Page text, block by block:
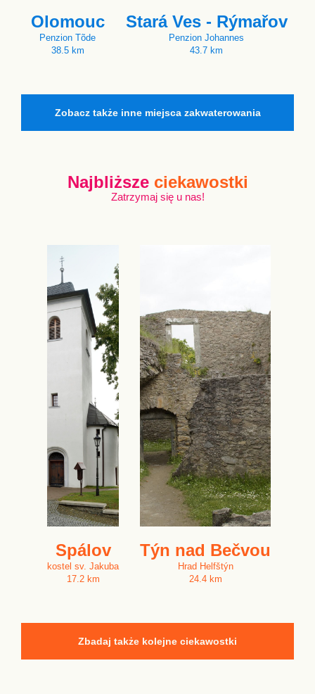
Olomouc
Penzion Tõde
38.5 km
Stará Ves - Rýmařov
Penzion Johannes
43.7 km
Zobacz także inne miejsca zakwaterowania
Najbliższe ciekawostki
Zatrzymaj się u nas!
Spálov
kostel sv. Jakuba
17.2 km
Týn nad Bečvou
Hrad Helfštýn
24.4 km
Zbadaj także kolejne ciekawostki